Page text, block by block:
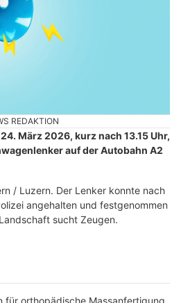
REDAKTION
März 2026, kurz nach 13.15 Uhr,
auf der Autobahn A2
/ Luzern. Der Lenker konnte nach
angehalten und festgenommen
sucht Zeugen.